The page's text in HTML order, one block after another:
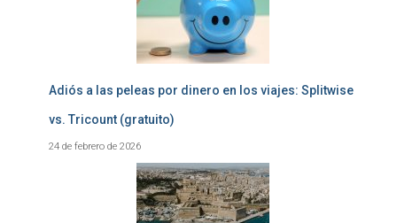
Adiós a las peleas por dinero en los viajes: Splitwise
vs. Tricount (gratuito)
24 de febrero de 2026